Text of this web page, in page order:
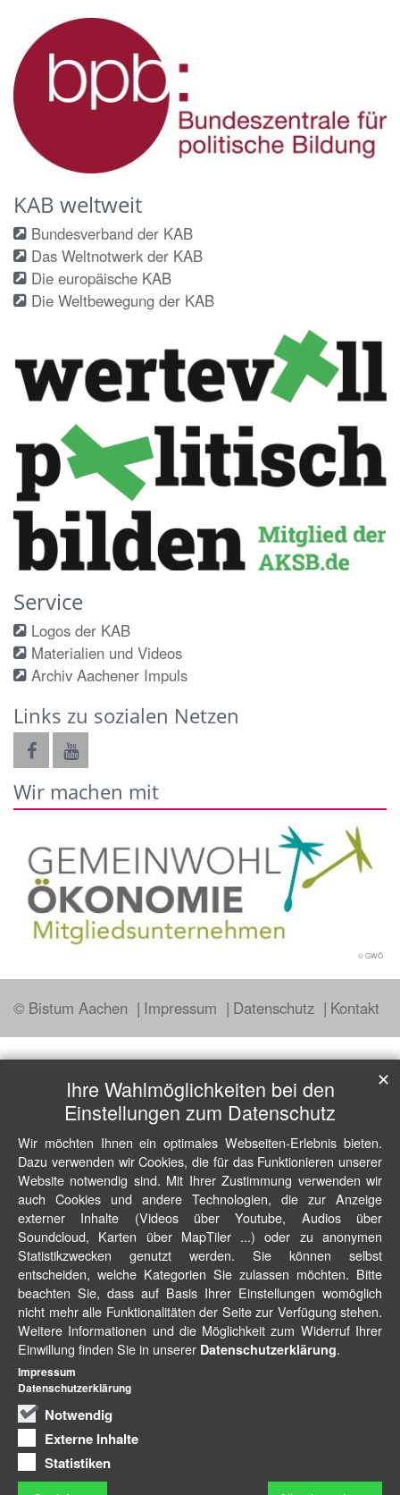
KAB weltweit
Bundesverband der KAB
Das Weltnotwerk der KAB
Die europäische KAB
Die Weltbewegung der KAB
Service
Logos der KAB
Materialien und Videos
Archiv Aachener Impuls
Links zu sozialen Netzen
Wir machen mit
© GWÖ
© Bistum Aachen Impressum Datenschutz Kontakt
Ihre Wahlmöglichkeiten bei den
Einstellungen zum Datenschutz
Wir möchten Ihnen ein optimales Webseiten-Erlebnis bieten.
Dazu verwenden wir Cookies, die für das Funktionieren unserer
Website notwendig sind. Mit Ihrer Zustimmung verwenden wir
auch Cookies und andere Technologien, die zur Anzeige
externer Inhalte (Videos über Youtube, Audios über
Soundcloud, Karten über MapTiler ...) oder zu anonymen
Statistikzwecken genutzt werden. Sie können selbst
entscheiden, welche Kategorien Sie zulassen möchten. Bitte
beachten Sie, dass auf Basis Ihrer Einstellungen womöglich
nicht mehr alle Funktionalitäten der Seite zur Verfügung stehen.
Weitere Informationen und die Möglichkeit zum Widerruf Ihrer
Einwillung finden Sie in unserer Datenschutzerklärung.
Notwendig
Externe Inhalte
Statistiken
✕
Impressum
Datenschutzerklärung